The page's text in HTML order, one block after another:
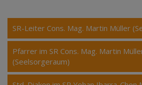
SR-Leiter Cons. Mag. Martin Müller
Pfarrer im SR Cons. Mag. Martin
(Seelsorgeraum)